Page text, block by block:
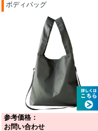
ボディバッグ
参考価格：
お問い合わせ